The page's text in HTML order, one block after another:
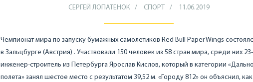
СЕРГЕЙ ЛОПАТЕНОК СПОРТ 11.06.2019
Чемпионат мира по запуску бумажных самолетиков Red Bull Paper Wings
в Зальцбурге (Австрия) . Участвовали 150 человек из 58 стран мира, среди них
инженер-строитель из Петербурга Ярослав Кислов, который в категории
полета» занял шестое место с результатом 39,52 м. «Городу 812» он объяснил, как